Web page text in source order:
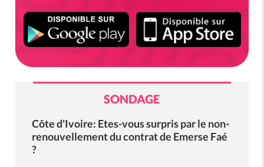
SONDAGE
Côte d'Ivoire: Etes-vous surpris par le non-
renouvellement du contrat de Emerse Faé
?